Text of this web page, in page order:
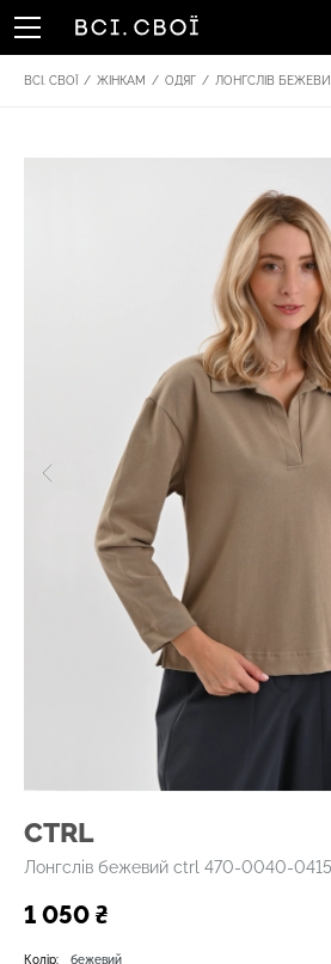
ВСІ. СВОЇ / ЖІНКАМ / ОДЯГ / ЛОНГСЛІВ
CTRL
Лонгслів бежевий ctrl 470-0040-0415
1 050 ₴
Колір: бежевий